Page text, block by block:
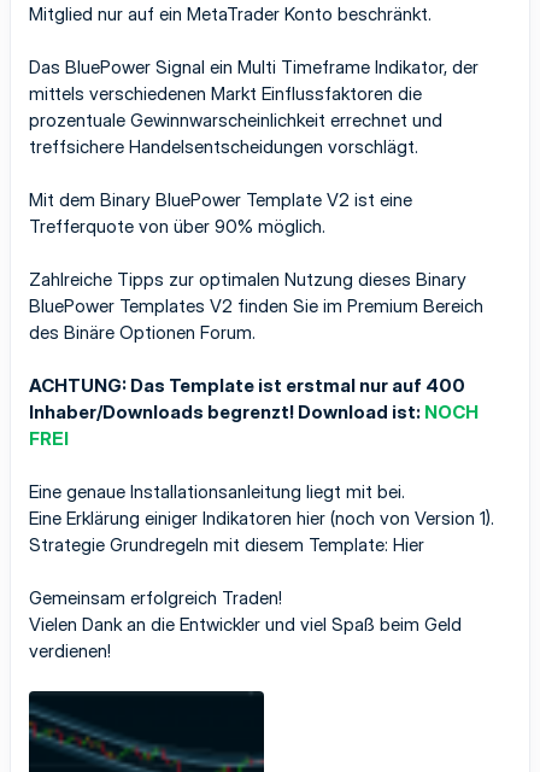
Mitglied nur auf ein MetaTrader Konto beschränkt.
Das BluePower Signal ein Multi Timeframe Indikator, der
mittels verschiedenen Markt Einflussfaktoren die
prozentuale Gewinnwarscheinlichkeit errechnet und
treffsichere Handelsentscheidungen vorschlägt.
Mit dem Binary BluePower Template V2 ist eine
Trefferquote von über 90% möglich.
Zahlreiche Tipps zur optimalen Nutzung dieses Binary
BluePower Templates V2 finden Sie im Premium Bereich
des Binäre Optionen Forum.
ACHTUNG: Das Template ist erstmal nur auf 400
Inhaber/Downloads begrenzt! Download ist: NOCH
FREI
Eine genaue Installationsanleitung liegt mit bei.
Eine Erklärung einiger Indikatoren hier (noch von Version 1).
Strategie Grundregeln mit diesem Template: Hier
Gemeinsam erfolgreich Traden!
Vielen Dank an die Entwickler und viel Spaß beim Geld
verdienen!